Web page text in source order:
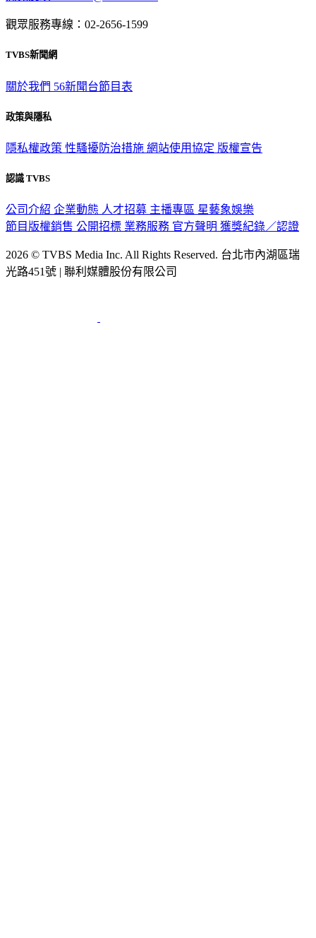
觀眾服務專線：02-2656-1599
TVBS新聞網
關於我們 56新聞台節目表
政策與隱私
隱私權政策 性騷擾防治措施 網站使用協定 版權宣告
認識 TVBS
公司介紹 企業動態 人才招募 主播專區 星藝象娛樂
節目版權銷售 公開招標 業務服務 官方聲明 獲獎紀錄／認證
2026 © TVBS Media Inc. All Rights Reserved. 台北市內湖區瑞
光路451號 | 聯利媒體股份有限公司